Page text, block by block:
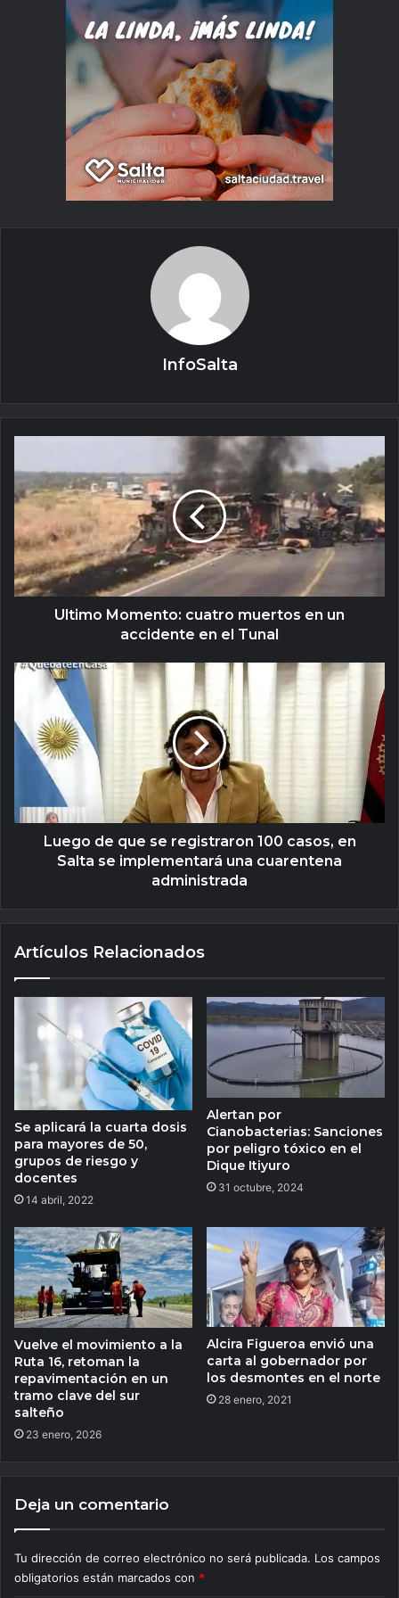
InfoSalta
Ultimo Momento: cuatro muertos en un
accidente en el Tunal
Luego de que se registraron 100 casos, en
Salta se implementará una cuarentena
administrada
Artículos Relacionados
Se aplicará la cuarta dosis
para mayores de 50,
grupos de riesgo y
docentes
14 abril, 2022
Alertan por
Cianobacterias: Sanciones
por peligro tóxico en el
Dique Itiyuro
31 octubre, 2024
Vuelve el movimiento a la
Ruta 16, retoman la
repavimentación en un
tramo clave del sur
salteño
23 enero, 2026
Alcira Figueroa envió una
carta al gobernador por
los desmontes en el norte
28 enero, 2021
Deja un comentario
Tu dirección de correo electrónico no será publicada. Los campos
obligatorios están marcados con *